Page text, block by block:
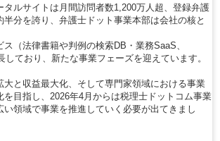
タルサイトは月間訪問者数1,200万人超、登録弁護
分を誇り、弁護士ドット事業本部は会社の核と
（法律書籍や判例の検索DB・業務SaaS、
しており、新たな事業フェーズを迎えています。
大と収益最大化、そして専門家領域における事業
を目指し、2026年4月からは税理士ドットコム事業
い領域で事業を推進していく必要が出てきまし